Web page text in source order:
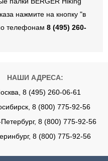
нажмите на кнопку "в
телефонам 8 (495) 260-
НАШИ АДРЕСА:
8 (495) 260-06-61
8 (800) 775-92-56
Петербург, 8 (800) 775-92-56
8 (800) 775-92-56